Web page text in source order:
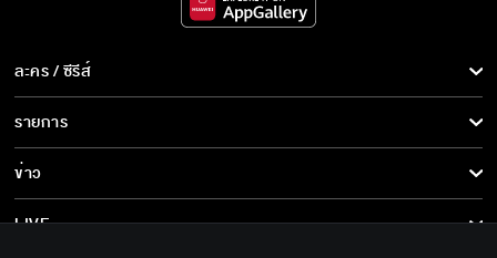
ละคร / ซีรีส์
ละคร/ซีรีส์
ซีรีส์นานาชาติ
การ์ตูน & เกม
รายการ
รายการทั้งหมด
ข่าว
ข่าวทั้งหมด
LIVE